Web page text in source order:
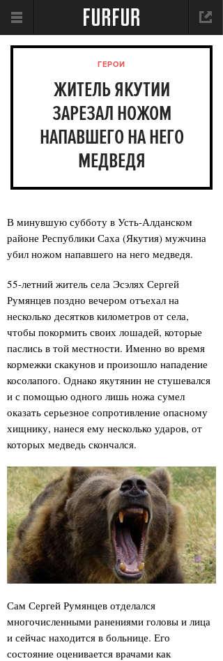
ГЕРОИ
ЖИТЕЛЬ ЯКУТИИ
ЗАРЕЗАЛ НОЖОМ
НАПАВШЕГО НА НЕГО
МЕДВЕДЯ
В минувшую субботу в Усть-Алданском
районе Республики Саха (Якутия) мужчина
убил ножом напавшего на него медведя.
55-летний житель села Эсэлях Сергей
Румянцев поздно вечером отъехал на
несколько десятков километров от села,
чтобы покормить своих лошадей, которые
паслись в той местности. Именно во время
кормежки скакунов и произошло нападение
косолапого. Однако якутянин не стушевался
и с помощью одного лишь ножа сумел
оказать серьезное сопротивление опасному
хищнику, нанеся ему несколько ударов, от
которых медведь скончался.
Сам Сергей Румянцев отделался
многочисленными ранениями головы и лица
и сейчас находится в больнице. Его
состояние оценивается врачами как